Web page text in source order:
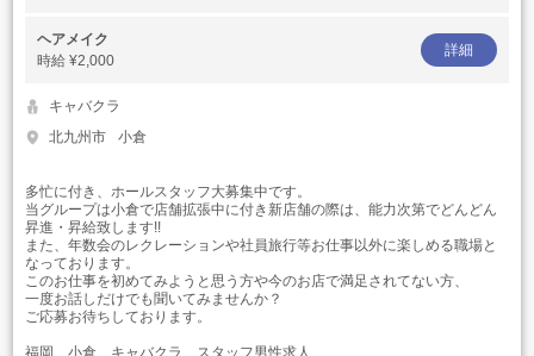
ヘアメイク
時給 ¥2,000
詳細
キャバクラ
北九州市
小倉
多忙に付き、ホールスタッフ大募集中です。
当グループは小倉で店舗拡張中に付き新店舗の際は、能力次第でどんどん
昇進・昇給致します!!
また、年数会のレクレーションや社員旅行等お仕事以外に楽しめる職場と
なっております。
このお仕事を初めてみようと思う方や今のお店で満足されてない方、
一度お話しだけでも聞いてみませんか？
ご応募お待ちしております。
福岡 小倉 キャバクラ スタッフ男性求人